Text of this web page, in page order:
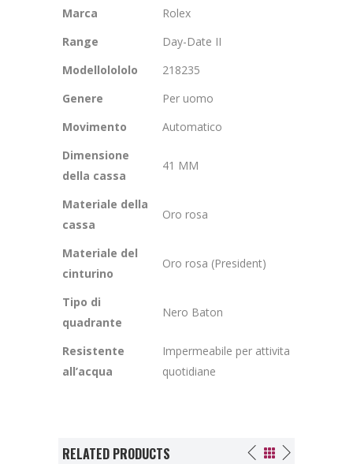
Marca
Rolex
Range
Day-Date II
Modellolololo
218235
Genere
Per uomo
Movimento
Automatico
Dimensione
della cassa
41 MM
Materiale della
cassa
Oro rosa
Materiale del
cinturino
Oro rosa (President)
Tipo di
quadrante
Nero Baton
Resistente
all’acqua
Impermeabile per attivita
quotidiane
RELATED PRODUCTS